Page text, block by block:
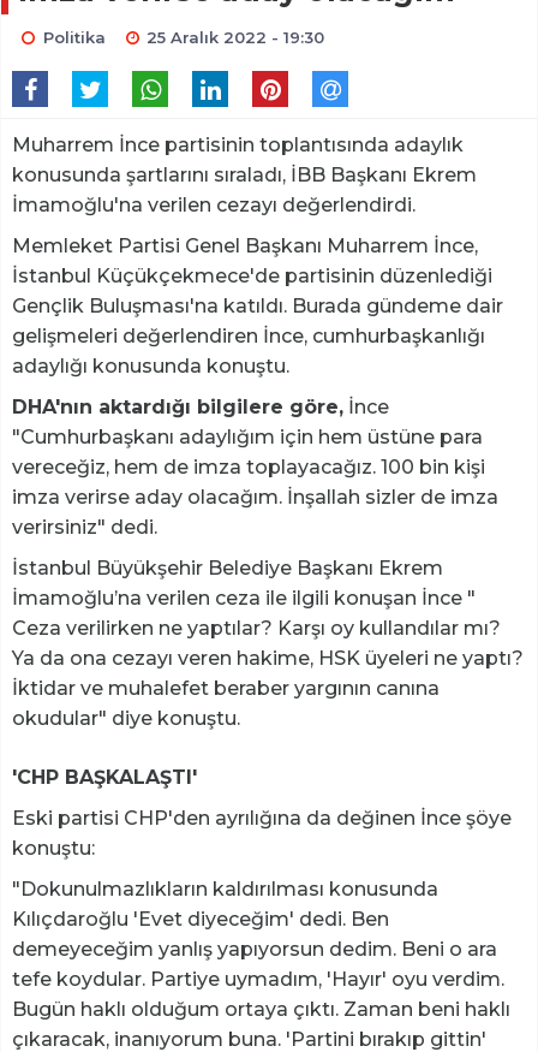
Politika 25 Aralık 2022 - 19:30
Muharrem İnce partisinin toplantısında adaylık
konusunda şartlarını sıraladı, İBB Başkanı Ekrem
İmamoğlu'na verilen cezayı değerlendirdi.
Memleket Partisi Genel Başkanı Muharrem İnce,
İstanbul Küçükçekmece'de partisinin düzenlediği
Gençlik Buluşması'na katıldı. Burada gündeme dair
gelişmeleri değerlendiren İnce, cumhurbaşkanlığı
adaylığı konusunda konuştu.
DHA'nın aktardığı bilgilere göre, İnce
"Cumhurbaşkanı adaylığım için hem üstüne para
vereceğiz, hem de imza toplayacağız. 100 bin kişi
imza verirse aday olacağım. İnşallah sizler de imza
verirsiniz" dedi.
İstanbul Büyükşehir Belediye Başkanı Ekrem
İmamoğlu’na verilen ceza ile ilgili konuşan İnce "
Ceza verilirken ne yaptılar? Karşı oy kullandılar mı?
Ya da ona cezayı veren hakime, HSK üyeleri ne yaptı?
İktidar ve muhalefet beraber yargının canına
okudular" diye konuştu.
'CHP BAŞKALAŞTI'
Eski partisi CHP'den ayrılığına da değinen İnce şöye
konuştu:
"Dokunulmazlıkların kaldırılması konusunda
Kılıçdaroğlu 'Evet diyeceğim' dedi. Ben
demeyeceğim yanlış yapıyorsun dedim. Beni o ara
tefe koydular. Partiye uymadım, 'Hayır' oyu verdim.
Bugün haklı olduğum ortaya çıktı. Zaman beni haklı
çıkaracak, inanıyorum buna. 'Partini bırakıp gittin'